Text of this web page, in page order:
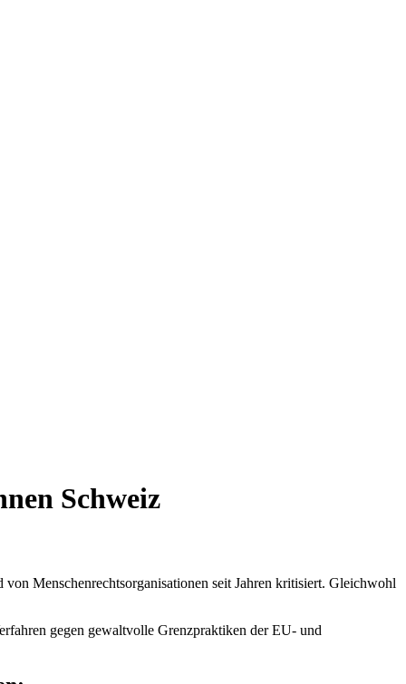
Schweiz
Menschenrechtsorganisationen seit Jahren kritisiert. Gleichwohl
gegen gewaltvolle Grenzpraktiken der EU- und